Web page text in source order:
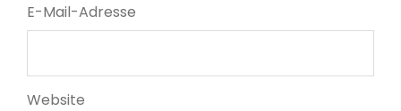
E-Mail-Adresse
Website